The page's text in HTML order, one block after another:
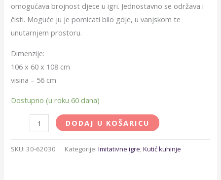
omogućava brojnost djece u igri. Jednostavno se održava i
čisti. Moguće ju je pomicati bilo gdje, u vanjskom te
unutarnjem prostoru.
Dimenzije:
106 x 60 x 108 cm
visina – 56 cm
Dostupno (u roku 60 dana)
DODAJ U KOŠARICU
SKU:30-62030 Kategorije:Imitativne igre,Kutić kuhinje